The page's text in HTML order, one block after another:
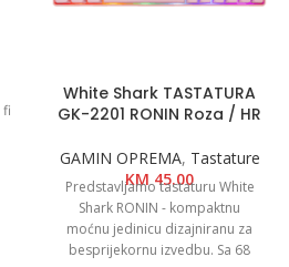
fi
White Shark TASTATURA
GK-2201 RONIN Roza / HR
GAMIN OPREMA, Tastature
KM45.00
Predstavljamo tastaturu White
Shark RONIN - kompaktnu
moćnu jedinicu dizajniranu za
besprijekornu izvedbu. Sa 68